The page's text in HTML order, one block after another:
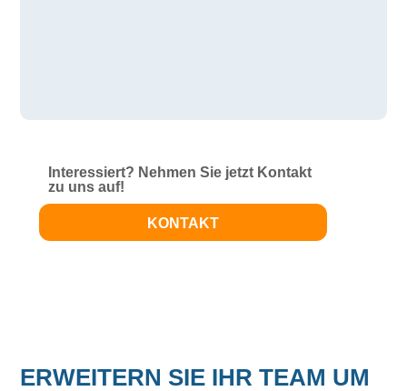
Interessiert? Nehmen Sie jetzt Kontakt
zu uns auf!
KONTAKT
ERWEITERN SIE IHR TEAM UM